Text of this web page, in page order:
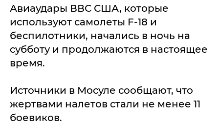
Авиаудары ВВС США, которые
используют самолеты F-18 и
беспилотники, начались в ночь на
субботу и продолжаются в настоящее
время.
Источники в Мосуле сообщают, что
жертвами налетов стали не менее 11
боевиков.